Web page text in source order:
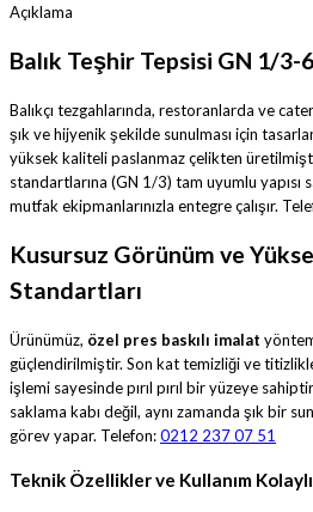
Açıklama
Balık Teşhir Tepsisi GN 1/3-
Balıkçı tezgahlarında, restoranlarda ve
şık ve hijyenik şekilde sunulması için
yüksek kaliteli paslanmaz çelikten
standartlarına (GN 1/3) tam uyumlu
mutfak ekipmanlarınızla entegre çalışır.
Kusursuz Görünüm ve
Standartları
Ürünümüz, özel pres baskılı imalat
güçlendirilmiştir. Son kat temizliği ve
işlemi sayesinde pırıl pırıl bir yüzeye
saklama kabı değil, aynı zamanda şık bir
görev yapar. Telefon:0212 237 07 51
Teknik Özellikler ve Kullanım